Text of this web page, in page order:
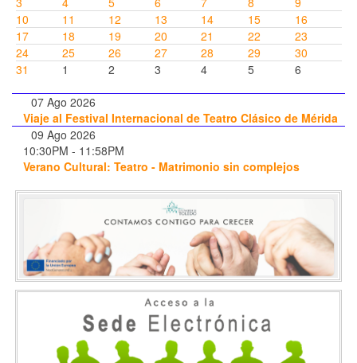
10
11 12 13 14 15
16
17
18 19 20 21 22
23
24
25 26 27 28 29
30
31
1 2 3 4 5 6
07 Ago 2026
Viaje al Festival Internacional de Teatro Clásico de Mérida
09 Ago 2026
10:30PM - 11:58PM
Verano Cultural: Teatro - Matrimonio sin complejos